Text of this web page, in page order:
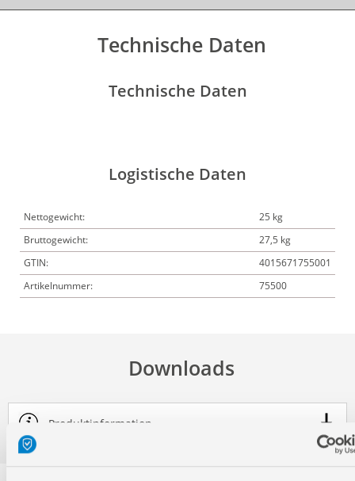
Technische Daten
Technische Daten
Logistische Daten
Nettogewicht:
25 kg
Bruttogewicht:
27,5 kg
GTIN:
4015671755001
Artikelnummer:
75500
Downloads
Produktinformation